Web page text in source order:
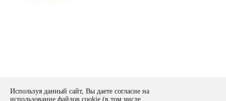
Политика конфиденциальности
Оставить заявку
Используя данный сайт, Вы даете согласие на
использование файлов cookie (в том числе,